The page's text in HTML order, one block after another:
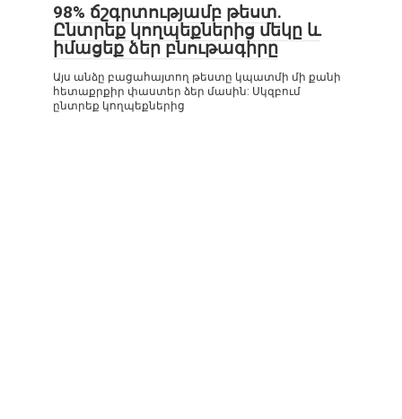
98% ճշգրտությամբ թեստ.
Ընտրեք կողպեքներից մեկը և
իմացեք ձեր բնութագիրը
Այս անձը բացահայտող թեստը կպատմի մի քանի
հետաքրքիր փաստեր ձեր մասին: Սկզբում
ընտրեք կողպեքներից